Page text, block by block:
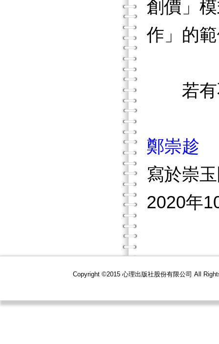
創價」
作」的
若有不
鄭崇趁
寫於崇
2020年
Copyright ©2015 心理出版社股份有限公司 All